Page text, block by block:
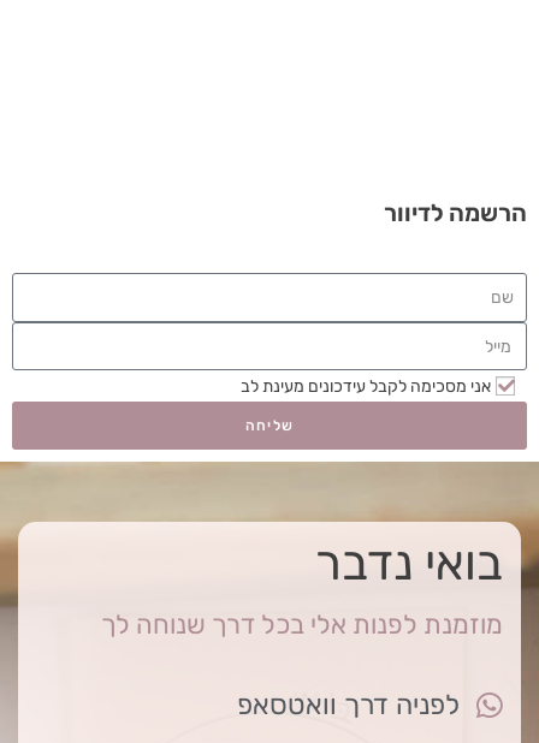
הרשמה לדיוור
אני מסכימה לקבל עידכונים מעינת לב
שליחה
בואי נדבר
מוזמנת לפנות אלי בכל דרך שנוחה לך
לפניה דרך וואטסאפ